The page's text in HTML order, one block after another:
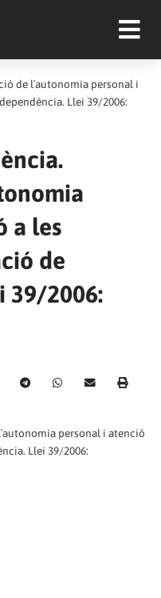
de l´autonomia personal i
Llei 39/2006:
a les
de
39/2006:
personal i atenció
Llei 39/2006: